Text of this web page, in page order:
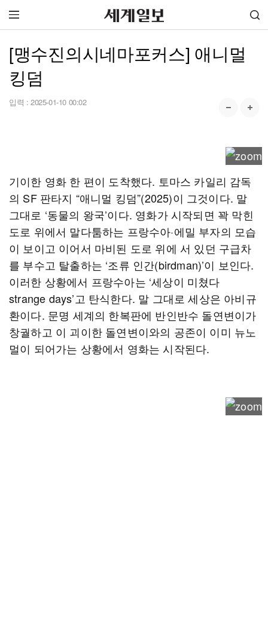
[맹수진의시네마포커스] 애니멀
킹덤
입력 : 2025-01-10 00:02
기이한 영화 한 편이 도착했다. 토마스 카일리 감독
의 SF 판타지 “애니멀 킹덤”(2025)이 그것이다. 말
그대로 ‘동물의 왕국’이다. 영화가 시작되면 꽉 막힌
도로 위에서 말다툼하는 프랑수아·에밀 부자의 모습
이 보이고 이어서 마비된 도로 위에 서 있던 구급차
를 부수고 탈출하는 ‘조류 인간(birdman)’이 보인다.
이러한 상황에서 프랑수아는 ‘세상이 미쳤다
strange days’고 탄식한다. 말 그대로 세상은 아비규
환이다. 문명 세계의 한복판에 반인반수 돌연변이가
창궐하고 이 괴이한 돌연변이와의 공존이 이미 뉴노
멀이 되어가는 상황에서 영화는 시작된다.